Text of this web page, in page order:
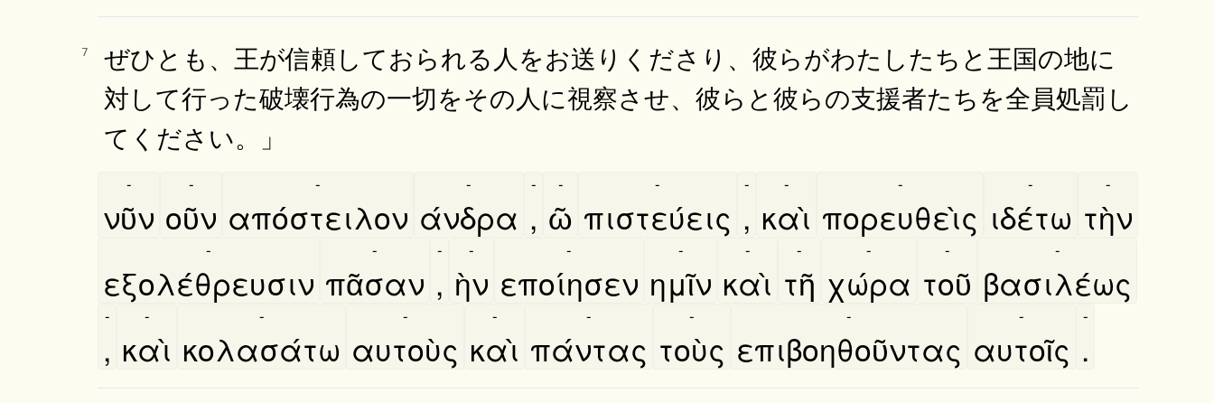
7
ぜひとも、王が信頼しておられる人をお送りくださり、彼らがわたしたちと王国の地に
対して行った破壊行為の一切をその人に視察させ、彼らと彼らの支援者たちを全員処罰し
てください。」
νῦν
-
οῦν
-
απόστειλον
-
άνδρα
-
,
-
ῶ
-
πιστεύεις
-
,
-
καὶ
-
πορευθεὶς
-
ιδέτω
-
τὴν
-
εξολέθρευσιν
-
πᾶσαν
-
,
-
ὴν
-
εποίησεν
-
ημῖν
-
καὶ
-
τῆ
-
χώρα
-
τοῦ
-
βασιλέως
-
,
-
καὶ
-
κολασάτω
-
αυτοὺς
-
καὶ
-
πάντας
-
τοὺς
-
επιβοηθοῦντας
-
αυτοῖς
-
.
-